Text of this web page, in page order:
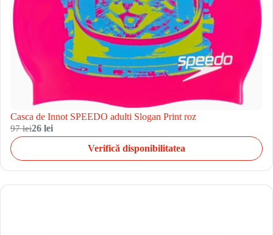
Casca de Innot SPEEDO adulti Slogan Print roz
97 lei26 lei
Verifică disponibilitatea